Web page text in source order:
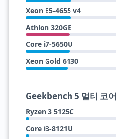
Xeon E5-4655 v4
Athlon 320GE
Core i7-5650U
Xeon Gold 6130
Geekbench 5 멀티 코어
Ryzen 3 5125C
Core i3-8121U